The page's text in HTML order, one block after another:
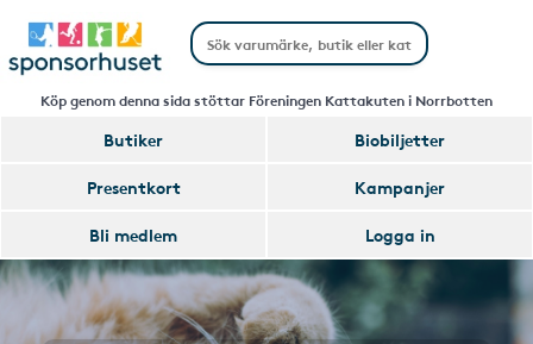
Köp genom denna sida stöttar Föreningen Kattakuten i Norrbotten
Butiker
Biobiljetter
Presentkort
Kampanjer
Bli medlem
Logga in